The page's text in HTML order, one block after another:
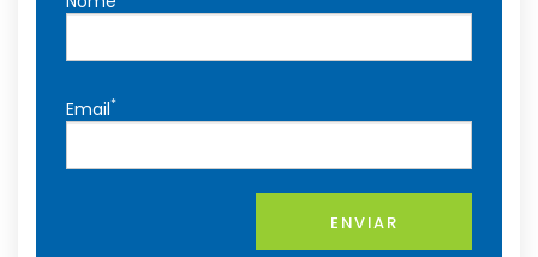
Email*
ENVIAR